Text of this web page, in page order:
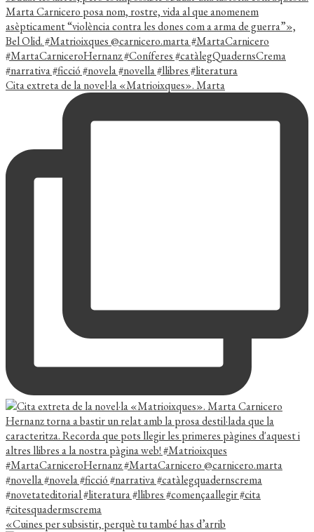
Cita extreta de la novel·la «Matrioixques». Marta
«Cuines per subsistir, perquè tu també has d’arrib